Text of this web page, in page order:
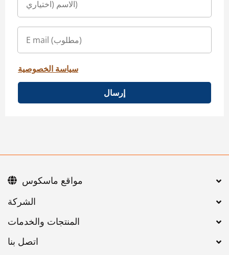
سياسة الخصوصية
إرسال
اتصل بنا
مواقع ماسكوس